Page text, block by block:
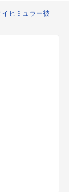
ヒミュラー被